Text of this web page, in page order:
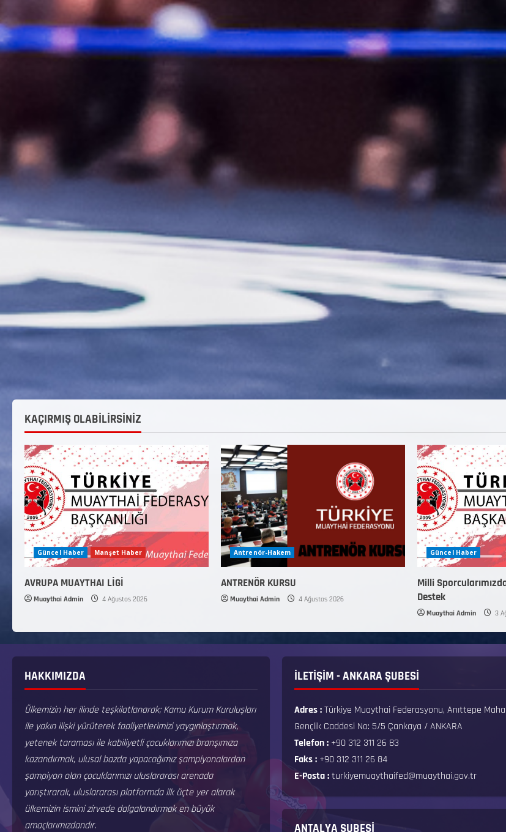
KAÇIRMIŞ OLABİLİRSİNİZ
Güncel Haber Manşet Haber
AVRUPA MUAYTHAI LİGİ
Muaythai Admin 4 Ağustos 2026
Antrenör-Hakem
ANTRENÖR KURSU
Muaythai Admin 4 Ağustos 2026
Güncel Haber
Milli
Destek
Muaythai Admin 3
HAKKIMIZDA
Ülkemizin her ilinde teşkilatlanarak; Kamu Kurum Kuruluşları
ile yakın ilişki yürüterek faaliyetlerimizi yaygınlaştırmak,
yetenek taraması ile kabiliyetli çocuklarımızı branşımıza
kazandırmak, ulusal bazda yapacağımız şampiyonalardan
şampiyon olan çocuklarımızı uluslararası arenada
yarıştırarak, uluslararası platformda ilk üçte yer alarak
ülkemizin ismini zirvede dalgalandırmak en büyük
amaçlarımızdandır.
İLETİŞİM - ANKARA ŞUBESİ
Adres :Türkiye Muaythai Federasyonu, Anıttepe
Gençlik Caddesi No: 5/5 Çankaya / ANKARA
Telefon : +90 312 311 26 83
Faks : +90 312 311 26 84
E-Posta :turkiyemuaythaifed@muaythai.gov.tr
ANTALYA ŞUBESİ